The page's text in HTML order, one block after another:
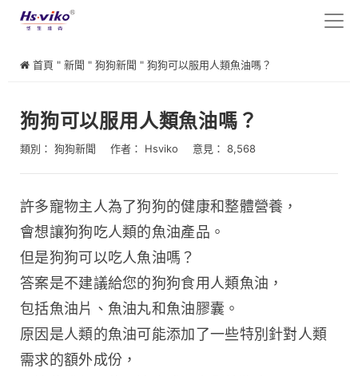
首頁 " 新聞 " 狗狗新聞 " 狗狗可以服用人類魚油嗎？
狗狗可以服用人類魚油嗎？
類別： 狗狗新聞 作者： Hsviko 意見： 8,568
許多寵物主人為了狗狗的健康和整體營養，
會想讓狗狗吃人類的魚油產品。
但是狗狗可以吃人魚油嗎？
答案是不建議給您的狗狗食用人類魚油，
包括魚油片、魚油丸和魚油膠囊。
原因是人類的魚油可能添加了一些特別針對人類
需求的額外成份，